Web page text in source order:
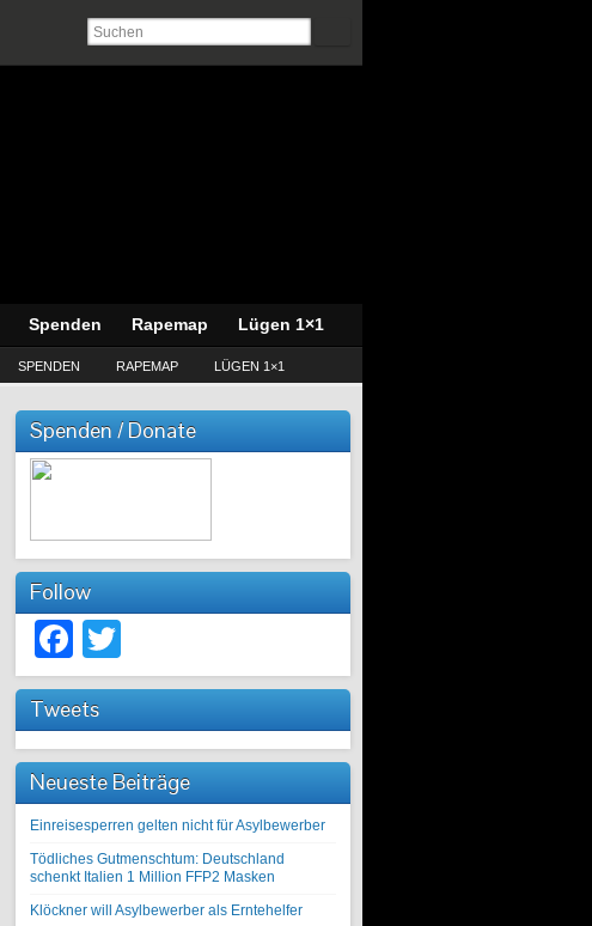
Spenden Rapemap Lügen 1×1
SPENDEN RAPEMAP LÜGEN 1×1
Spenden / Donate
Follow
Facebook
Tweets
Neueste Beiträge
Einreisesperren gelten nicht für Asylbewerber
Tödliches Gutmenschtum: Deutschland
schenkt Italien 1 Million FFP2 Masken
Klöckner will Asylbewerber als Erntehelfer